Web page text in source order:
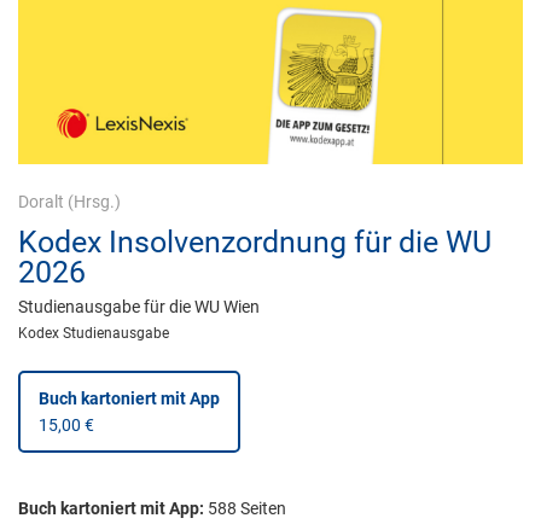
Doralt (Hrsg.)
Kodex Insolvenzordnung für die WU
2026
Studienausgabe für die WU Wien
Kodex Studienausgabe
Buch kartoniertmit App
15,00 €
Buch kartoniertmit App: 588 Seiten